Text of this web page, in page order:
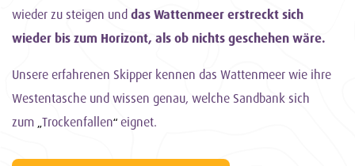
wieder zu steigen und das Wattenmeer erstreckt sich
wieder bis zum Horizont, als ob nichts geschehen wäre.
Unsere erfahrenen Skipper kennen das Wattenmeer wie ihre
Westentasche und wissen genau, welche Sandbank sich
zum „Trockenfallen“ eignet.